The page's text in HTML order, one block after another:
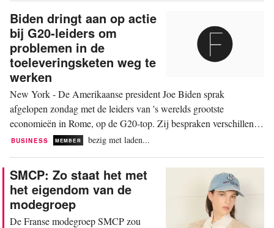
Biden dringt aan op actie
bij G20-leiders om
problemen in de
toeleveringsketen weg te
werken
New York - De Amerikaanse president Joe Biden sprak
afgelopen zondag met de leiders van 's werelds grootste
economieën in Rome, op de G20-top. Zij bespraken verschillende
manieren om de toeleveringsketens veerkrachtiger te maken, met
coronapandemie. "We moeten nu actie ondernemen,...
BUSINESS MEMBER bezig met laden...
SMCP: Zo staat het met
het eigendom van de
modegroep
De Franse modegroep SMCP zou